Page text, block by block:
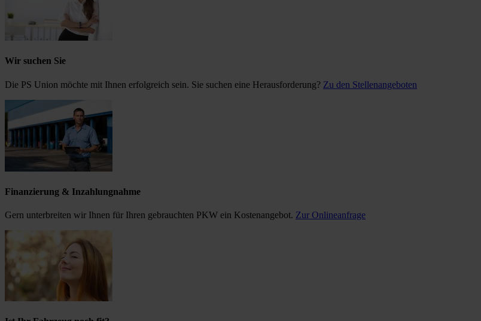
Wir suchen Sie
Die PS Union möchte mit Ihnen erfolgreich sein. Sie suchen eine Herausforderung? Zu den Stellenangeboten
Finanzierung & Inzahlungnahme
Gern unterbreiten wir Ihnen für Ihren gebrauchten PKW ein Kostenangebot. Zur Onlineanfrage